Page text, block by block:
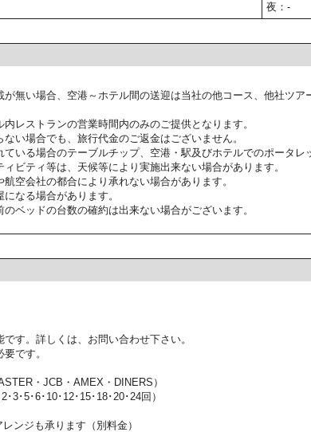
夜：-
が無い場合、空港～ホテル間の送迎は当社の他コース、他社ツ
レストランの営業時間内のみのご提供となります。
い場合でも、旅行代金のご返金はございません。
いる場合のテーブルチップ、空港・駅及びホテルでのポータレ
ビティ等は、天候等により実施出来ない場合があります。
空会社の都合により承れない場合があります。
なる場合があります。
ベッドの台数の確約は出来ない場合がございます。
す。詳しくは、お問い合わせ下さい。
です。
・JCB・AMEX・DINERS）
3･5･6･10･12･15･18･20･24回）
ンジも承ります（別料金）